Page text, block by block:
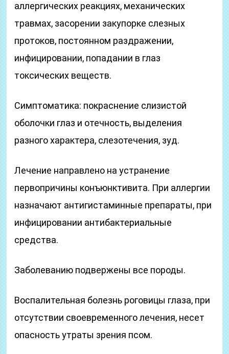
аллергических реакциях, механических
травмах, засорении закупорке слезных
протоков, постоянном раздражении,
инфицировании, попадании в глаз
токсических веществ.
Симптоматика: покраснение слизистой
оболочки глаз и отечность, выделения
разного характера, слезотечения, зуд.
Лечение направлено на устранение
первопричины конъюнктивита. При аллергии
назначают антигистаминные препараты, при
инфицировании антибактериальные
средства.
Заболеванию подвержены все породы.
Воспалительная болезнь роговицы глаза, при
отсутствии своевременного лечения, несет
опасность утраты зрения псом.